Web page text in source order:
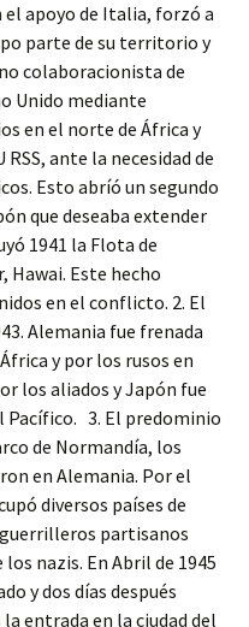
el apoyo de Italia, forzó a
parte de su territorio y
colaboracionista de
Unido mediante
en el norte de África y
ante la necesidad de
Esto abríó un segundo
que deseaba extender
1941 la Flota de
Hawai. Este hecho
en el conflicto. 2. El
Alemania fue frenada
y por los rusos en
los aliados y Japón fue
Pacífico. 3. El predominio
de Normandía, los
en Alemania. Por el
diversos países de
partisanos
nazis. En Abril de 1945
y dos días después
entrada en la ciudad del